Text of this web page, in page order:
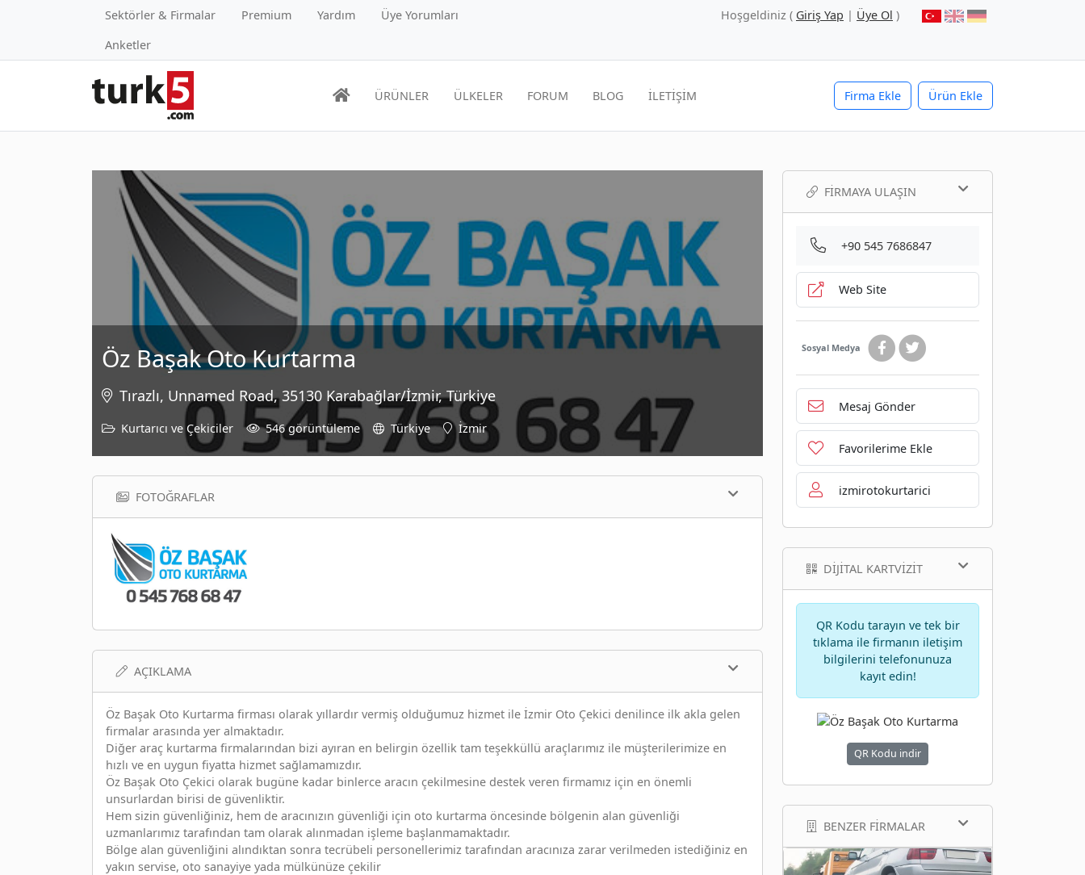
Sektörler & Firmalar Premium Yardım
Üye Yorumları
Anketler
Hoşgeldiniz ( Giriş Yap | Üye Ol )
Firma Ekle Ürün Ekle
ÜRÜNLER ÜLKELER FORUM BLOG İLETİŞİM
Öz Başak Oto Kurtarma
Tırazlı, Unnamed Road, 35130 Karabağlar/İzmir, Türkiye
Kurtarıcı ve Çekiciler 546 görüntüleme Türkiye İzmir
FOTOĞRAFLAR
AÇIKLAMA
Öz Başak Oto Kurtarma firması olarak yıllardır vermiş olduğumuz hizmet ile İzmir Oto Çekici denilince ilk akla gelen
firmalar arasında yer almaktadır.
Diğer araç kurtarma firmalarından bizi ayıran en belirgin özellik tam teşekküllü araçlarımız ile müşterilerimize en
hızlı ve en uygun fiyatta hizmet sağlamamızdır.
Öz Başak Oto Çekici olarak bugüne kadar binlerce aracın çekilmesine destek veren firmamız için en önemli
unsurlardan birisi de güvenliktir.
Hem sizin güvenliğiniz, hem de aracınızın güvenliği için oto kurtarma öncesinde bölgenin alan güvenliği
uzmanlarımız tarafından tam olarak alınmadan işleme başlanmamaktadır.
Bölge alan güvenliğini alındıktan sonra tecrübeli personellerimiz tarafından aracınıza zarar verilmeden istediğiniz en
yakın servise, oto sanayiye yada mülkünüze çekilir
FIRMAYA ULAŞIN
+90 545 7686847
Web Site
Sosyal Medya
Mesaj Gönder
Favorilerime Ekle
izmirotokurtarici
DIJITAL KARTVIZIT
QR Kodu tarayın ve tek bir
tıklama ile firmanın iletişim
bilgilerini telefonunuza
kayıt edin!
QR Kodu indir
BENZER FIRMALAR